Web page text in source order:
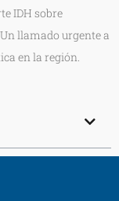
IDH sobre
llamado urgente a
en la región.